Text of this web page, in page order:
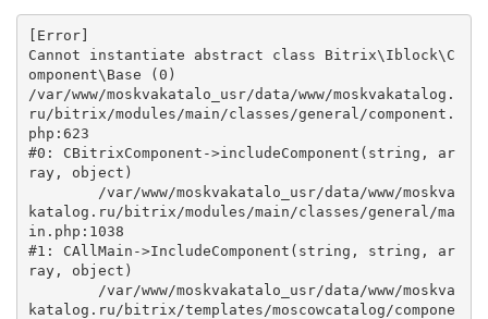
[Error]
Cannot instantiate abstract class Bitrix\Iblock\C
omponent\Base (0)
/var/www/moskvakatalo_usr/data/www/moskvakatalog.
ru/bitrix/modules/main/classes/general/component.
php:623
#0: CBitrixComponent->includeComponent(string, ar
ray, object)
katalog.ru/bitrix/modules/main/classes/general/ma
in.php:1038
#1: CAllMain->IncludeComponent(string, string, ar
ray, object)
katalog.ru/bitrix/templates/moscowcatalog/compone